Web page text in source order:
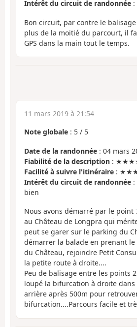
Intérêt du circuit de randonnée
Bon circuit, par contre le
plus de la moitié du parcourt, il
GPS dans la main tout le temps.
11 mars 2019 à 21:54
Note globale : 5 / 5
Date de la randonnée : 04 mars
Fiabilité de la description :
Facilité à suivre l'itinéraire :
Intérêt du circuit de randonnée
bien
Nous avons démarré par le point
au Château de Longpra qui
peut se garer sur le parking du
démarrer la balade en prenant
du Château, rejoindre Petit
la petite route à droite....
Peu de balisage entre les points
loupé la bifurcation à droite
arrière après 500m pour
bifurcation....Parcours facile et